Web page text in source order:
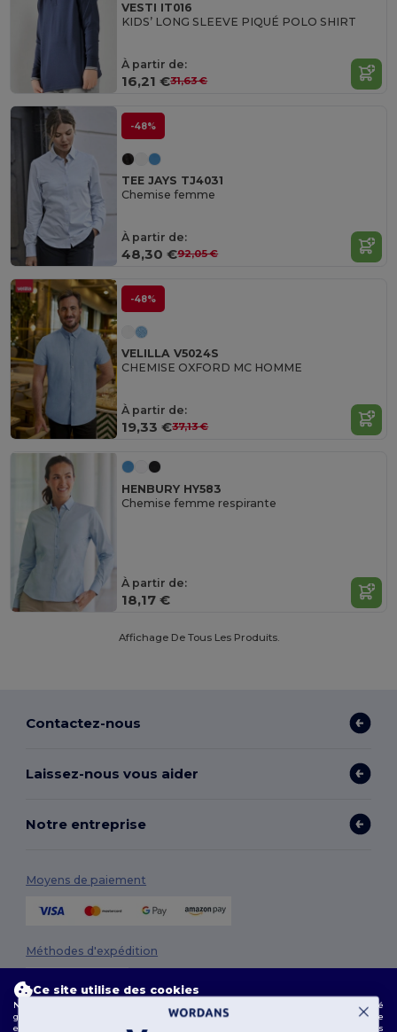
VESTI IT016
KIDS’ LONG SLEEVE PIQUÉ POLO SHIRT
À partir de:
16,21 €31,63 €
-48%
TEE JAYS TJ4031
Chemise femme
À partir de:
48,30 €92,05 €
-48%
VELILLA V5024S
CHEMISE OXFORD MC HOMME
À partir de:
19,33 €37,13 €
HENBURY HY583
Chemise femme respirante
À partir de:
18,17 €
Affichage De Tous Les Produits.
Contactez-nous
Laissez-nous vous aider
Notre entreprise
Moyens de paiement
Méthodes d'expédition
Ce site utilise des cookies
Notre site web utilise des cookies propriétaires et tiers pour améliorer la fonctionnalité
globale, mémoriser vos préférences, analyser les performances du site et garantir une
expérience de navigation fluide et personnalisée, y compris du contenu adapté, des